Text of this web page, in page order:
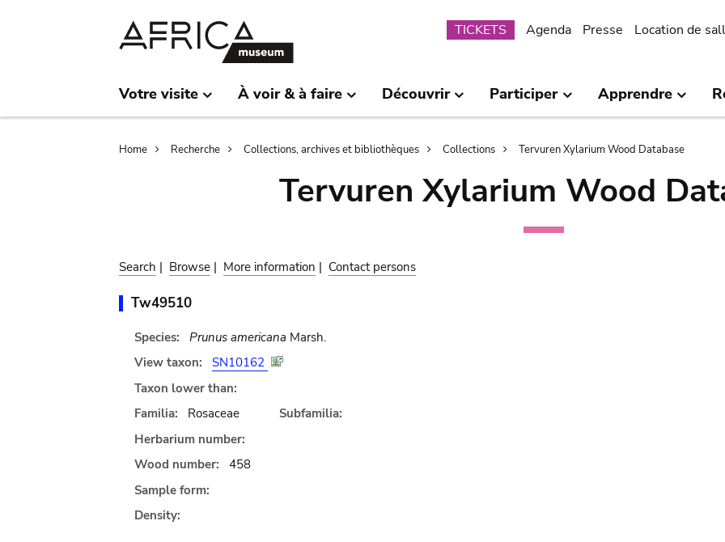
Submenu
TICKETS Agenda Presse Location de
Votre visite À voir & à faire Découvrir Participer Apprendre
Breadcrumb
Home Recherche Collections, archives et bibliothèques Collections Tervuren Xylarium Wood Database
Tervuren Xylarium Wood
Search | Browse | More information | Contact persons
Tw49510
Species: Prunus americana Marsh.
View taxon:
SN10162
Taxon lower than:
Familia:
Rosaceae
Subfamilia:
Herbarium number:
Wood number:
458
Sample form:
Density: